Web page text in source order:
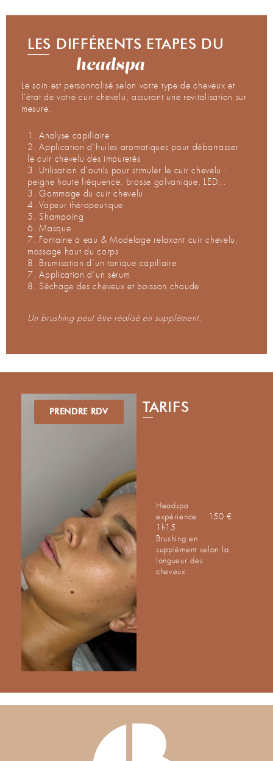
LES DIFFÉRENTS ETAPES DU
headspa
Le soin est personnalisé selon votre type de cheveux et
l’état de votre cuir chevelu, assurant une revitalisation sur
mesure.
1. Analyse capillaire
2. Application d’huiles aromatiques pour débarrasser
le cuir chevelu des impuretés
3. Utilisation d’outils pour stimuler le cuir chevelu :
peigne haute fréquence, brosse galvanique, LED…
3. Gommage du cuir chevelu
4. Vapeur thérapeutique
5. Shampoing
6. Masque
7. Fontaine à eau & Modelage relaxant cuir chevelu,
massage haut du corps
8. Brumisation d’un tonique capillaire
7. Application d’un sérum
8. Séchage des cheveux et boisson chaude.
Un brushing peut être réalisé en supplément.
PRENDRE RDV TARIFS
Headspa
expérience
1h15
150 €
Brushing en
supplément selon la
longueur des
cheveux.